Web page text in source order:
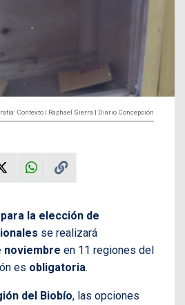
Contexto | Raphael Sierra | Diario Concepción
la elección de
se realizará
noviembre en 11 regiones del
es obligatoria.
del Biobío, las opciones